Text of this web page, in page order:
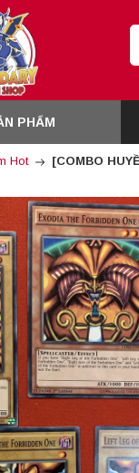
PHẨM
Hot [COMBO